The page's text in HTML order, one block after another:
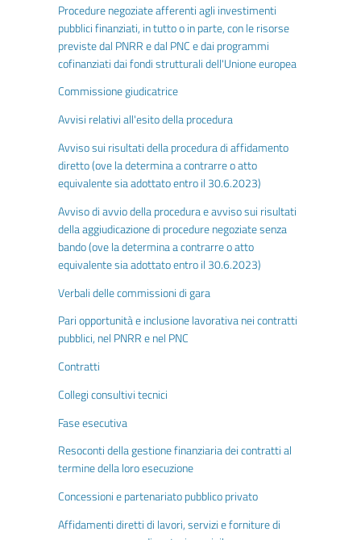
Procedure negoziate afferenti agli investimenti
pubblici finanziati, in tutto o in parte, con le risorse
previste dal PNRR e dal PNC e dai programmi
cofinanziati dai fondi strutturali dell'Unione europea
Commissione giudicatrice
Avvisi relativi all'esito della procedura
Avviso sui risultati della procedura di affidamento
diretto (ove la determina a contrarre o atto
equivalente sia adottato entro il 30.6.2023)
Avviso di avvio della procedura e avviso sui risultati
della aggiudicazione di procedure negoziate senza
bando (ove la determina a contrarre o atto
equivalente sia adottato entro il 30.6.2023)
Verbali delle commissioni di gara
Pari opportunità e inclusione lavorativa nei contratti
pubblici, nel PNRR e nel PNC
Contratti
Collegi consultivi tecnici
Fase esecutiva
Resoconti della gestione finanziaria dei contratti al
termine della loro esecuzione
Concessioni e partenariato pubblico privato
Affidamenti diretti di lavori, servizi e forniture di